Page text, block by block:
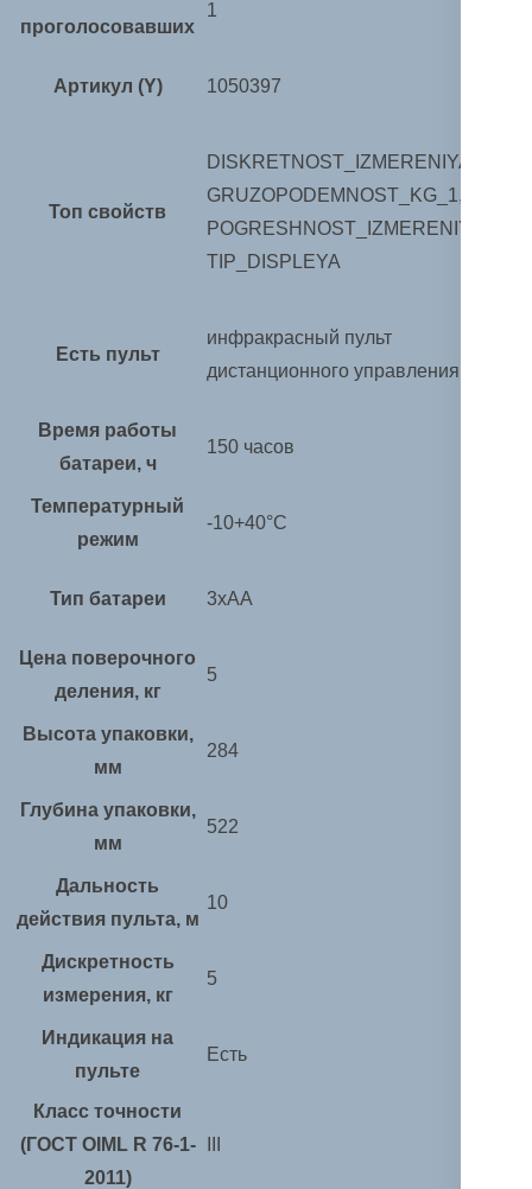
проголосовавших
1
Артикул (Y) 1050397
Топ свойств
DISKRETNOST_IZMERENIYA_KG,
GRUZOPODEMNOST_KG_1,
POGRESHNOST_IZMERENIYA_KG,
TIP_DISPLEYA
Есть пульт
инфракрасный пульт
дистанционного управления
Время работы
батареи, ч
150 часов
Температурный
режим
-10+40°С
Тип батареи 3хАА
Цена поверочного
деления, кг
5
Высота упаковки,
мм
284
Глубина упаковки,
мм
522
Дальность
действия пульта, м
10
Дискретность
измерения, кг
5
Индикация на
пульте
Есть
Класс точности
(ГОСТ OIML R 76-1-
2011)